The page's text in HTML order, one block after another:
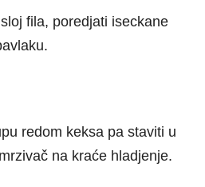
fila, poredjati iseckane
redom keksa pa staviti u
na kraće hladjenje.